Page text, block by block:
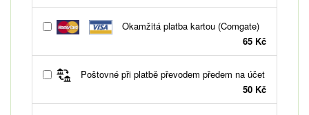
Okamžitá platba kartou (Comgate)
65 Kč
Poštovné při platbě převodem předem na účet
50 Kč